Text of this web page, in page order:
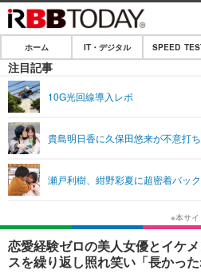
ホーム
IT・デジタル
ショッピング
SPEED TEST
エンタメ
エンタメTOP
音楽
ライフ
ライフTOP
ペット
リリース一覧
プッシュ通知の停止方法
ホーム IT・デジタル SPEED
注目記事
10G光回線導入レポ
貴島明日香に久保田悠来が不意打
瀬戸利樹、紺野彩夏に超密着バッ
恋愛経験ゼロの美人女優とイケ
スを繰り返し照れ笑い「長かっ